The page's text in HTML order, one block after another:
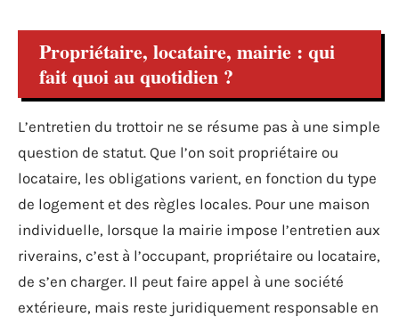
Propriétaire, locataire, mairie : qui
fait quoi au quotidien ?
L’entretien du trottoir ne se résume pas à une simple
question de statut. Que l’on soit propriétaire ou
locataire, les obligations varient, en fonction du type
de logement et des règles locales. Pour une maison
individuelle, lorsque la mairie impose l’entretien aux
riverains, c’est à l’occupant, propriétaire ou locataire,
de s’en charger. Il peut faire appel à une société
extérieure, mais reste juridiquement responsable en